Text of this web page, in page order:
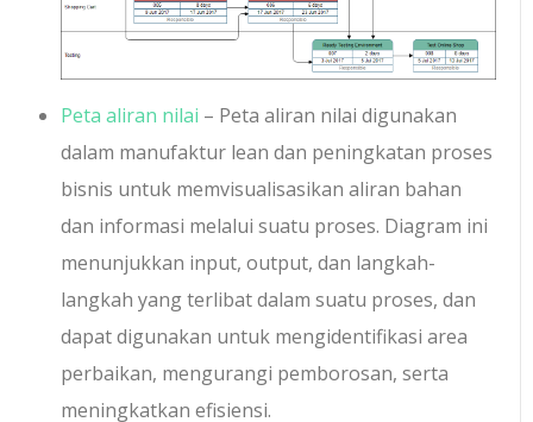
Peta aliran nilai – Peta aliran nilai digunakan
dalam manufaktur lean dan peningkatan proses
bisnis untuk memvisualisasikan aliran bahan
dan informasi melalui suatu proses. Diagram ini
menunjukkan input, output, dan langkah-
langkah yang terlibat dalam suatu proses, dan
dapat digunakan untuk mengidentifikasi area
perbaikan, mengurangi pemborosan, serta
meningkatkan efisiensi.